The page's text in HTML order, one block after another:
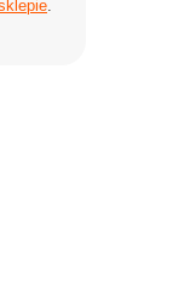
.